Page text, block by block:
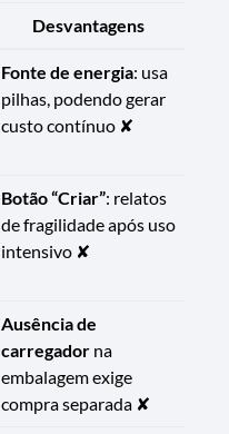
Desvantagens
Fonte de energia: usa
pilhas, podendo gerar
custo contínuo ✘
Botão “Criar”: relatos
de fragilidade após uso
intensivo ✘
Ausência de
carregador na
embalagem exige
compra separada ✘